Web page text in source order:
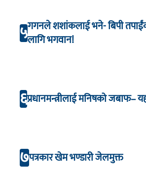
५गगनले शशांकलाई भने- बिपी
लागि भगवान!
६प्रधानमन्त्रीलाई मनिषको जबाफ–
७पत्रकार खेम भण्डारी जेलमुक्त